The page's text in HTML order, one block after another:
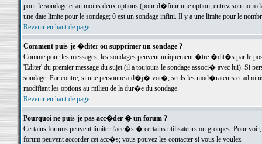
pour le sondage et au moins deux options (pour d�finir une option, entrez son nom
une date limite pour le sondage; 0 est un sondage infini. Il y a une limite pour le
Revenir en haut de page
Comment puis-je �diter ou supprimer un sondage ?
Comme pour les messages, les sondages peuvent uniquement �tre �dit�s par le
'Editer' du premier message du sujet (il a toujours le sondage associ� avec lui). Si
sondage. Par contre, si une personne a d�j� vot�, seuls les mod�rateurs et
modifiant les options au milieu de la dur�e du sondage.
Revenir en haut de page
Pourquoi ne puis-je pas acc�der � un forum ?
Certains forums peuvent limiter l'acc�s � certains utilisateurs ou groupes. Pour
forum peuvent accorder cet acc�s; vous pouvez les contacter si vous le voulez.